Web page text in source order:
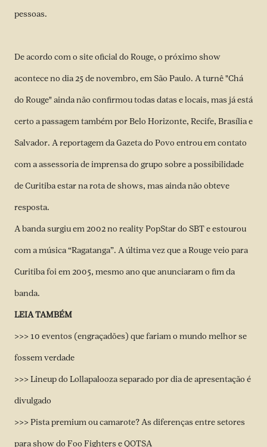
pessoas.
De acordo com o site oficial do Rouge, o próximo show
acontece no dia 25 de novembro, em São Paulo. A turnê "Chá
do Rouge" ainda não confirmou todas datas e locais, mas já está
certo a passagem também por Belo Horizonte, Recife, Brasília e
Salvador. A reportagem da Gazeta do Povo entrou em contato
com a assessoria de imprensa do grupo sobre a possibilidade
de Curitiba estar na rota de shows, mas ainda não obteve
resposta.
A banda surgiu em 2002 no reality PopStar do SBT e estourou
com a música “Ragatanga”. A última vez que a Rouge veio para
Curitiba foi em 2005, mesmo ano que anunciaram o fim da
banda.
LEIA TAMBÉM
>>> 10 eventos (engraçadões) que fariam o mundo melhor se
fossem verdade
>>> Lineup do Lollapalooza separado por dia de apresentação é
divulgado
>>> Pista premium ou camarote? As diferenças entre setores
para show do Foo Fighters e QOTSA